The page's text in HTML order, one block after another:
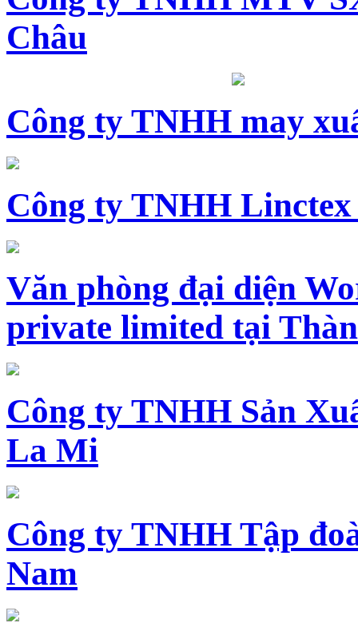
Châu
Công ty TNHH may
Công ty TNHH Linctex
Văn phòng đại diện
private limited tại
Công ty TNHH Sản
La Mi
Công ty TNHH Tập
Nam